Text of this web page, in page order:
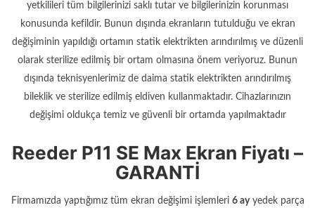
yetkilileri tüm bilgilerinizi saklı tutar ve bilgilerinizin korunması
konusunda kefildir. Bunun dışında ekranların tutulduğu ve ekran
değişiminin yapıldığı ortamın statik elektrikten arındırılmış ve düzenli
olarak sterilize edilmiş bir ortam olmasına önem veriyoruz. Bunun
dışında teknisyenlerimiz de daima statik elektrikten arındırılmış
bileklik ve sterilize edilmiş eldiven kullanmaktadır. Cihazlarınızın
değişimi oldukça temiz ve güvenli bir ortamda yapılmaktadır
Reeder P11 SE Max Ekran Fiyatı –
GARANTİ
Firmamızda yaptığımız tüm ekran değişimi işlemleri 6 ayyedek parça